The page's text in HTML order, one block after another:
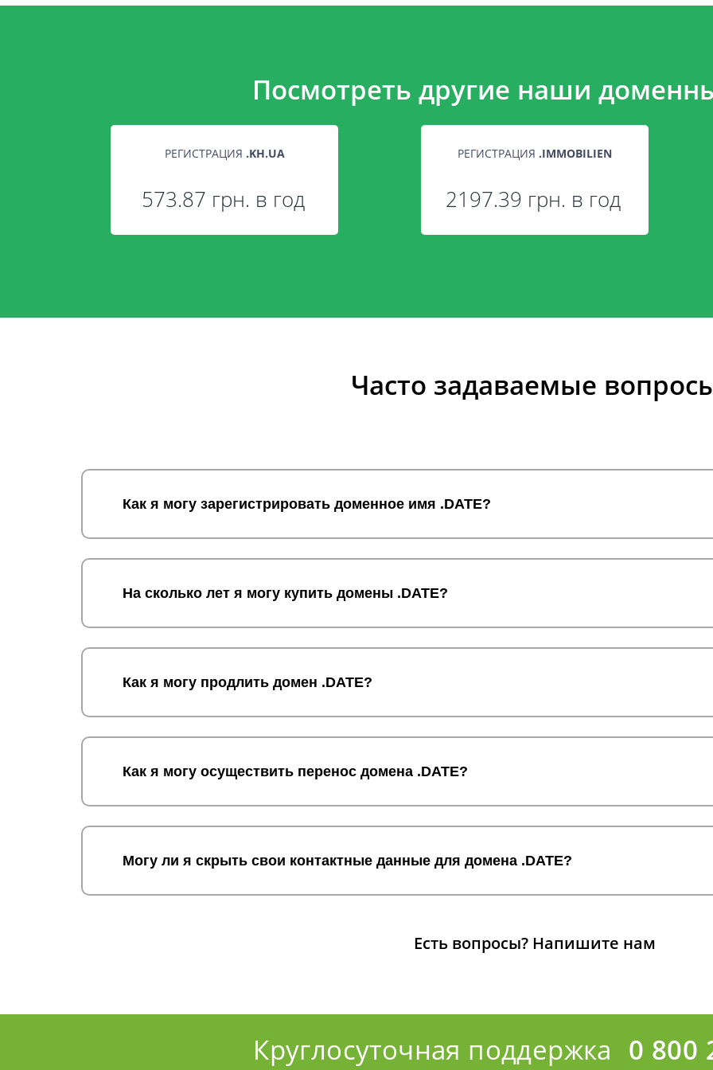
Посмотреть другие наши
РЕГИСТРАЦИЯ .KH.UA
573.87 грн. в год
РЕГИСТРАЦИЯ .IMMOBILIEN
2197.39 грн. в год
Часто задаваемые
Как я могу зарегистрировать доменное имя .DATE?
На сколько лет я могу купить домены .DATE?
Как я могу продлить домен .DATE?
Как я могу осуществить перенос домена .DATE?
Могу ли я скрыть свои контактные данные для домена .DATE?
Есть вопросы? Напишите нам
Круглосуточная поддержка 0 800